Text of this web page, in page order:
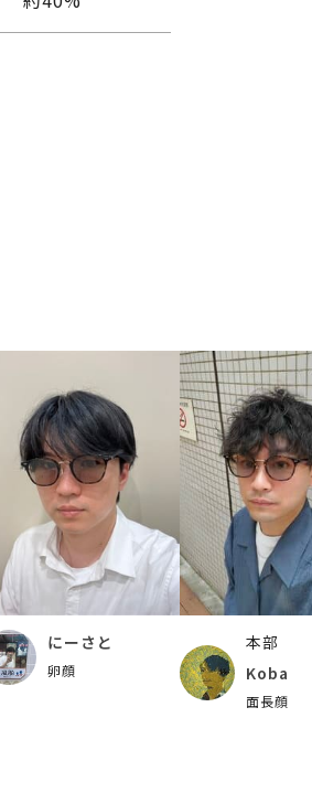
にーさと
卵顔
本部
Koba
面長顔